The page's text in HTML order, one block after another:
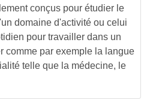
conçus pour étudier le
domaine d'activité ou celui
pour travailler dans un
comme par exemple la langue
telle que la médecine, le